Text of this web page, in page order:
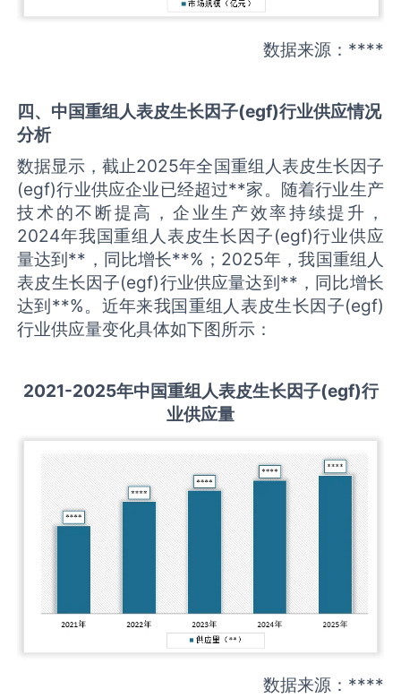
数据来源：****
四、中国重组人表皮生长因子(egf)行业供应情况
分析
数据显示，截止2025年全国重组人表皮生长因子
(egf)行业供应企业已经超过**家。随着行业生产
技术的不断提高，企业生产效率持续提升，
2024年我国重组人表皮生长因子(egf)行业供应
量达到**，同比增长**%；2025年，我国重组人
表皮生长因子(egf)行业供应量达到**，同比增长
达到**%。近年来我国重组人表皮生长因子(egf)
行业供应量变化具体如下图所示：
2021-2025年中国重组人表皮生长因子(egf)行
业供应量
数据来源：****